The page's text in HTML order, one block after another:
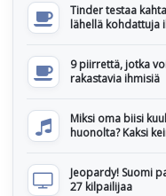
Tinder testaa
lähellä kohdattuja
9 piirrettä, jotka
rakastavia ihmisiä
Miksi oma biisi
huonolta? Kaksi
Jeopardy! Suomi
27 kilpailijaa